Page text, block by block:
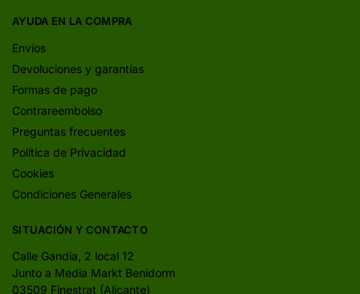
AYUDA EN LA COMPRA
Envíos
Devoluciones y garantías
Formas de pago
Contrareembolso
Preguntas frecuentes
Política de Privacidad
Cookies
Condiciones Generales
SITUACIÓN Y CONTACTO
Calle Gandia, 2 local 12
Junto a Media Markt Benidorm
03509 Finestrat (Alicante)